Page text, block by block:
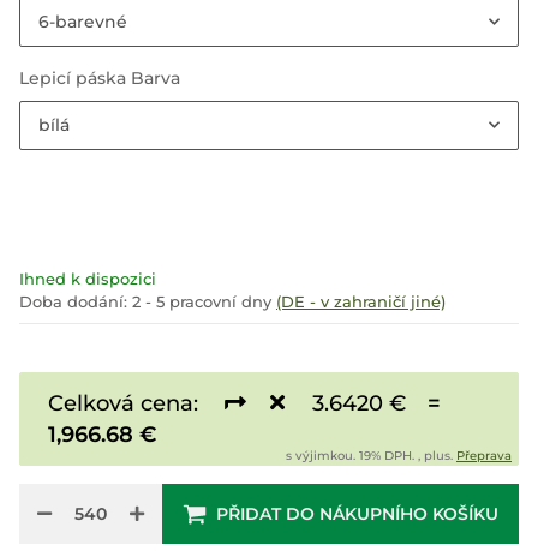
Ihned k dispozici
Doba dodání: 2 - 5 pracovní dny (DE - v zahraničí jiné)
6-barevné
Lepicí páska Barva
bílá
Celková cena: 3.6420 €
=
1,966.68 €
s výjimkou. 19% DPH. , plus. Přeprava
PŘIDAT DO NÁKUPNÍHO KOŠÍKU